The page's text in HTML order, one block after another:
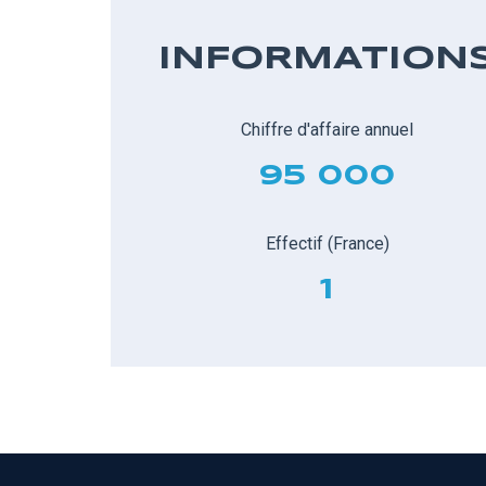
Chiffre d'affaire annuel
95 000
Effectif (France)
1